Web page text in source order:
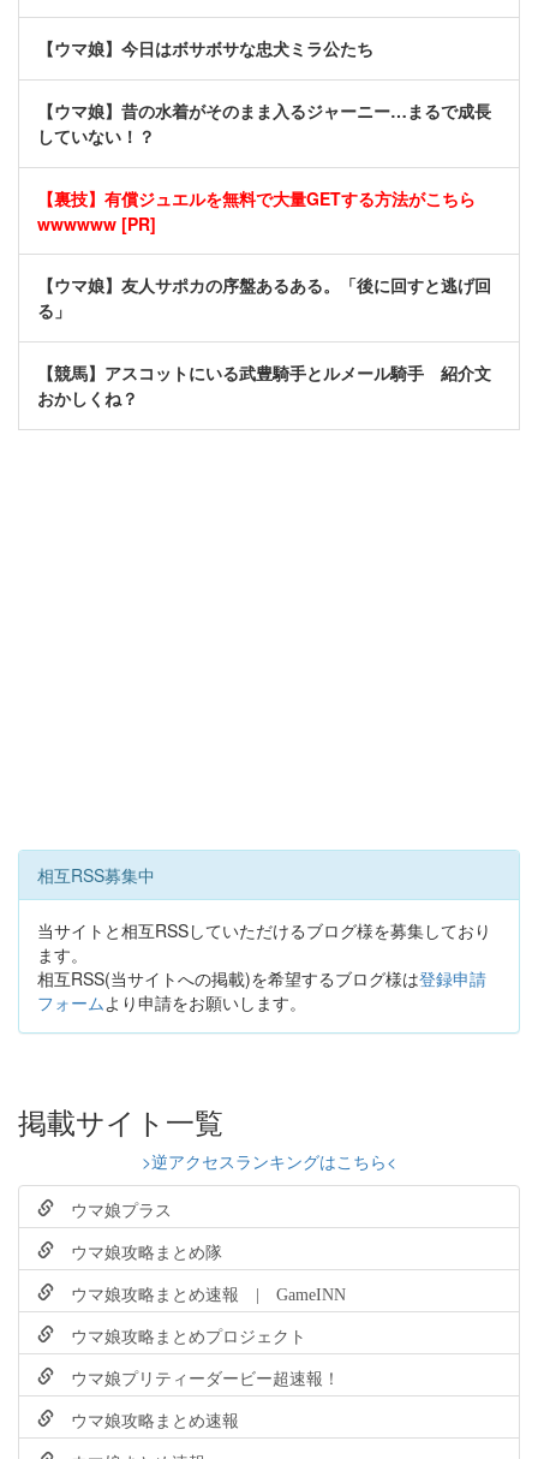
【ウマ娘】今日はボサボサな忠犬ミラ公たち
【ウマ娘】昔の水着がそのまま入るジャーニー…まるで成長
していない！？
【裏技】有償ジュエルを無料で大量GETする方法がこちら
wwwwww [PR]
【ウマ娘】友人サポカの序盤あるある。「後に回すと逃げ回
る」
【競馬】アスコットにいる武豊騎手とルメール騎手 紹介文
おかしくね？
相互RSS募集中
当サイトと相互RSSしていただけるブログ様を募集しており
ます。
相互RSS(当サイトへの掲載)を希望するブログ様は登録申請
フォームより申請をお願いします。
掲載サイト一覧
>逆アクセスランキングはこちら<
ウマ娘プラス
ウマ娘攻略まとめ隊
ウマ娘攻略まとめ速報 | GameINN
ウマ娘攻略まとめプロジェクト
ウマ娘プリティーダービー超速報！
ウマ娘攻略まとめ速報